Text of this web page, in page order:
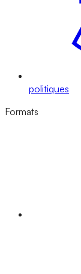
politiques
Formats